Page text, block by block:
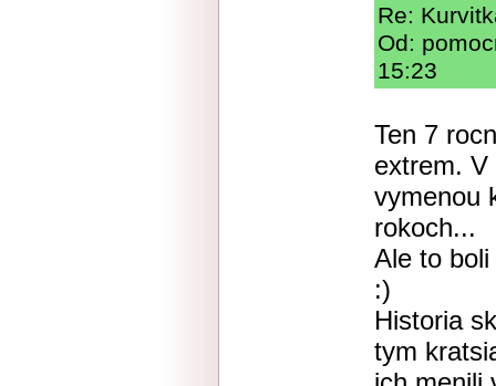
Re:
Od:
15:23
Ten 7
extrem. V
vymenou
rokoch...
Ale to
:)
Historia
tym